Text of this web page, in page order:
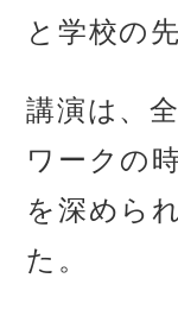
と学校の
講演は、
ワークの
を深めら
た。